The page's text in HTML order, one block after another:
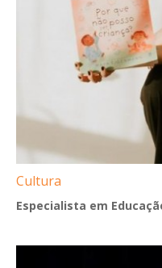
Cultura
Especialista em